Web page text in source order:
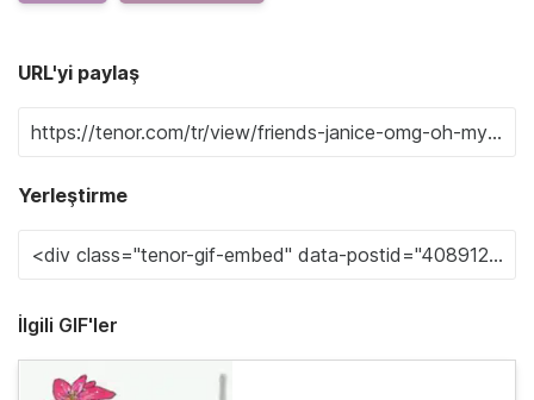
URL'yi paylaş
Yerleştirme
İlgili GIF'ler